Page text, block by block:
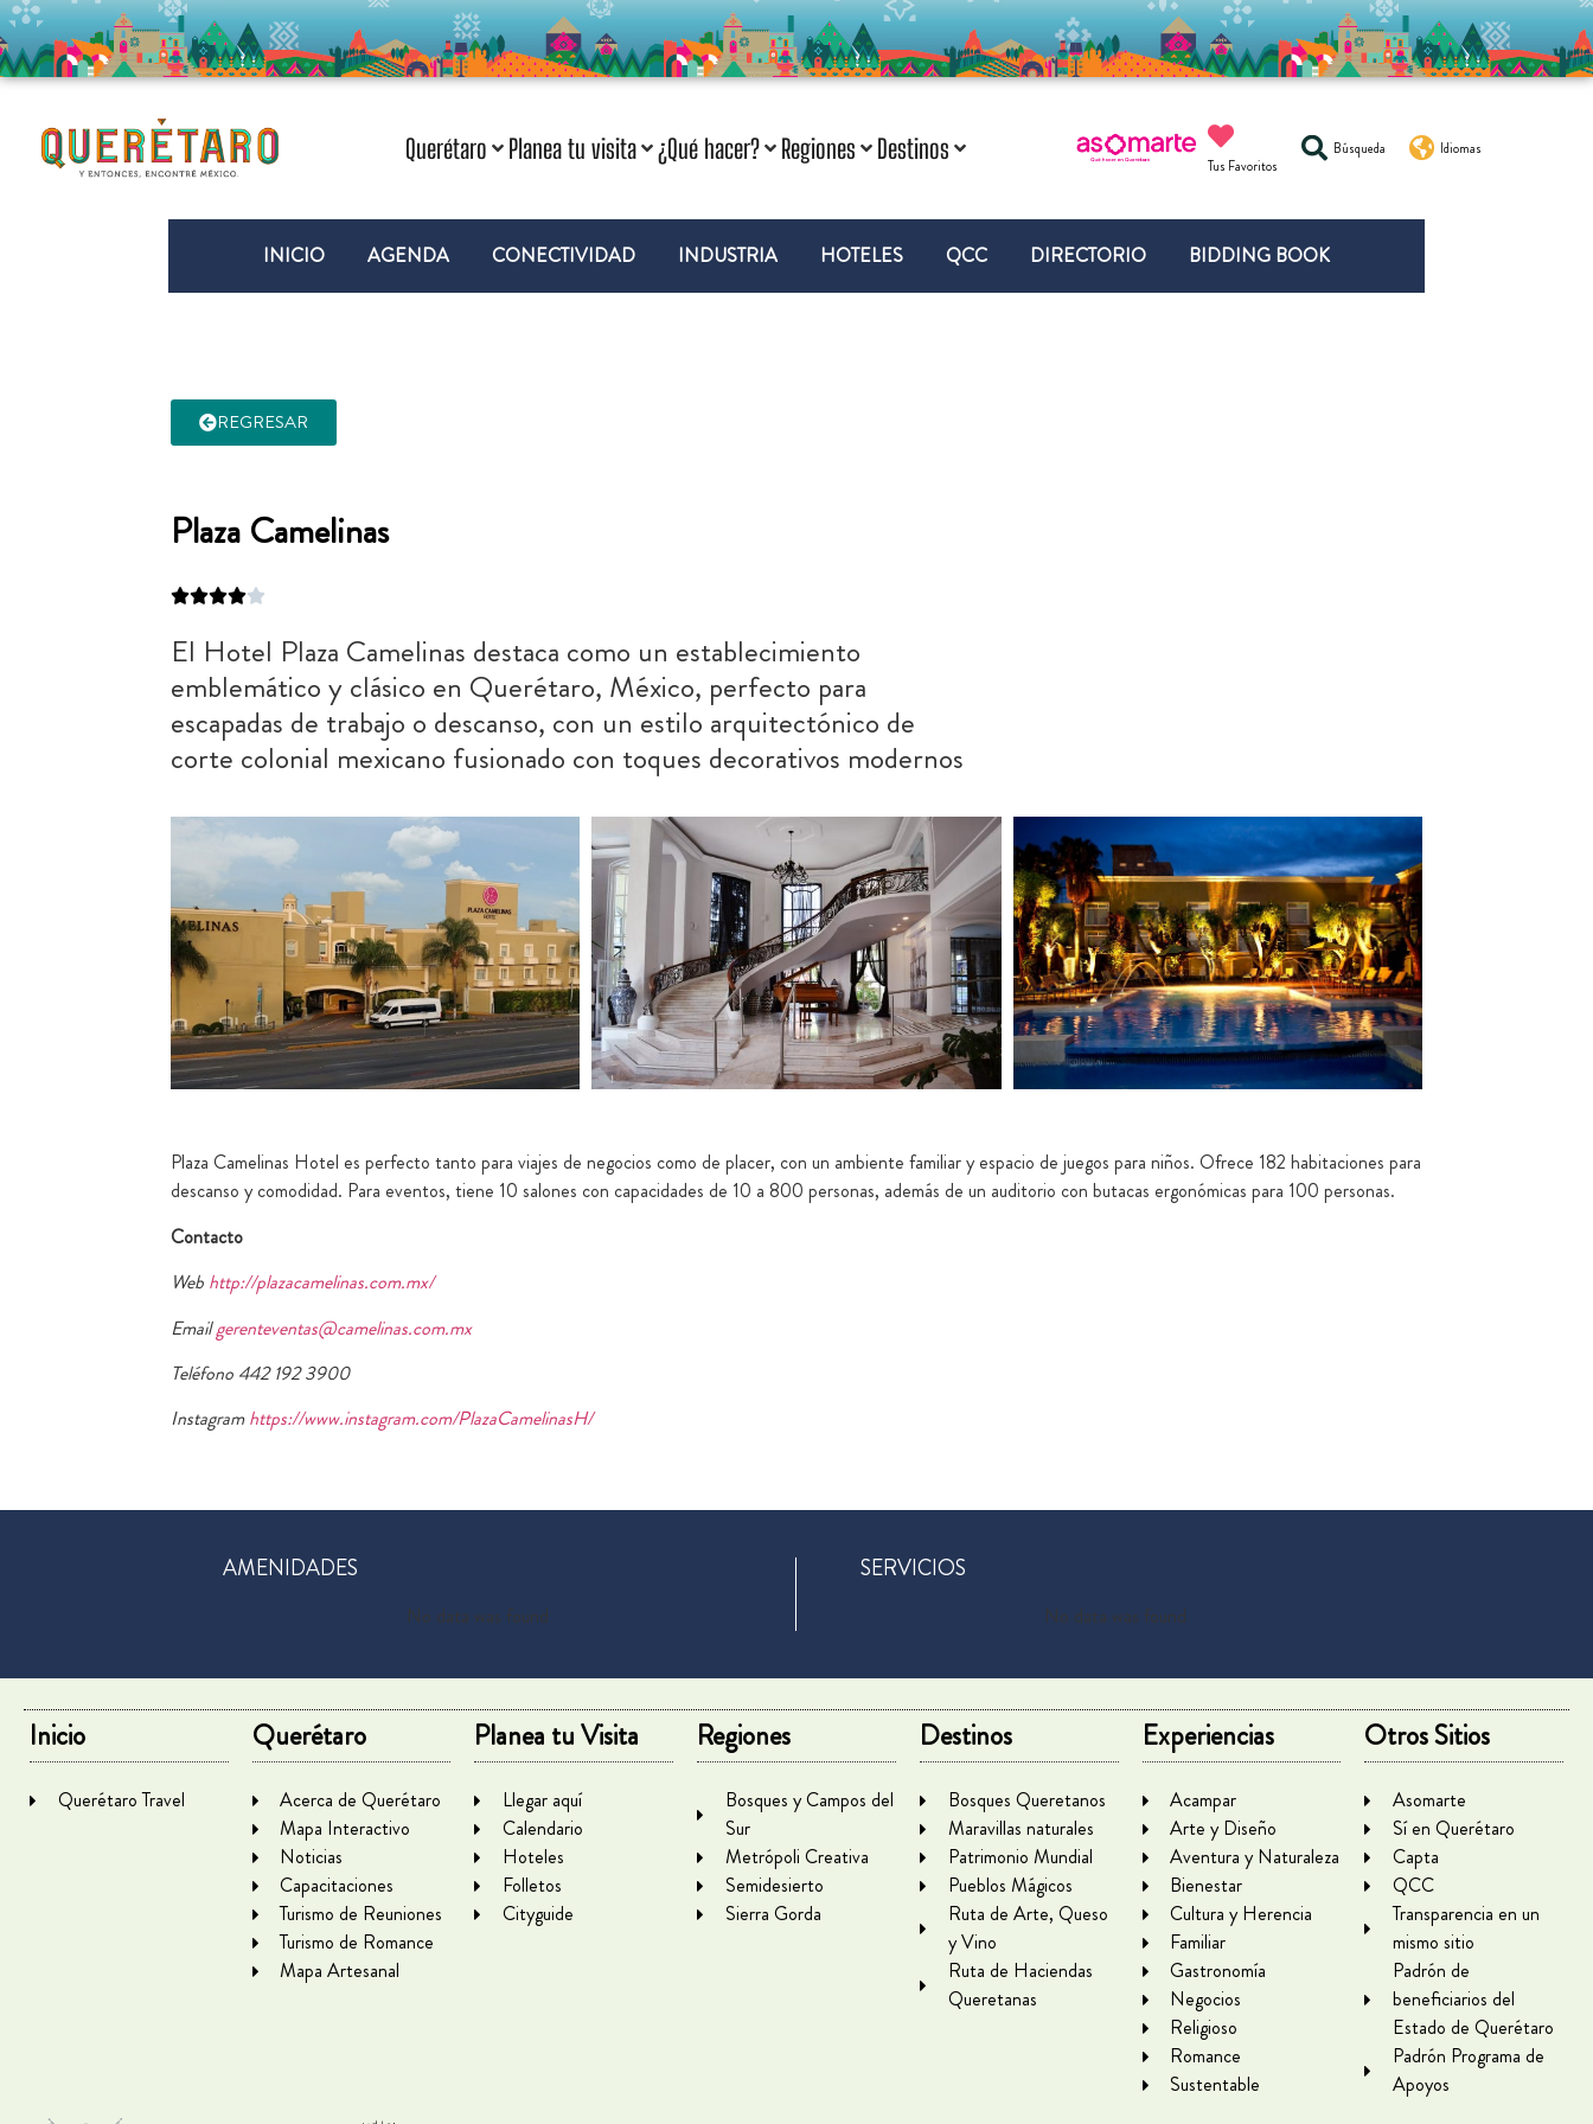
Querétaro Planea tu visita ¿Qué hacer? Regiones Destinos
Tus Favoritos
Búsqueda Idiomas
INICIO AGENDA CONECTIVIDAD INDUSTRIA HOTELES QCC DIRECTORIO BIDDING BOOK
REGRESAR
Plaza Camelinas
El Hotel Plaza Camelinas destaca como un establecimiento
emblemático y clásico en Querétaro, México, perfecto para
escapadas de trabajo o descanso, con un estilo arquitectónico de
corte colonial mexicano fusionado con toques decorativos modernos
Plaza Camelinas Hotel es perfecto tanto para viajes de negocios como de placer, con un ambiente familiar y espacio de juegos para niños. Ofrece 182 habitaciones para
descanso y comodidad. Para eventos, tiene 10 salones con capacidades de 10 a 800 personas, además de un auditorio con butacas ergonómicas para 100 personas.
Contacto
Web http://plazacamelinas.com.mx/
Emailgerenteventas@camelinas.com.mx
Teléfono 442 192 3900
Instagramhttps://www.instagram.com/PlazaCamelinasH/
AMENIDADES
No data was found
SERVICIOS
No data was found
Inicio
Querétaro Travel
Querétaro
Acerca de Querétaro
Mapa Interactivo
Noticias
Capacitaciones
Turismo de Reuniones
Turismo de Romance
Mapa Artesanal
Planea tu Visita
Llegar aquí
Calendario
Hoteles
Folletos
Cityguide
Regiones
Bosques y Campos del
Sur
Metrópoli Creativa
Semidesierto
Sierra Gorda
Destinos
Bosques Queretanos
Maravillas naturales
Patrimonio Mundial
Pueblos Mágicos
Ruta de Arte, Queso
y Vino
Ruta de Haciendas
Queretanas
Experiencias
Acampar
Arte y Diseño
Aventura y Naturaleza
Bienestar
Cultura y Herencia
Familiar
Gastronomía
Negocios
Religioso
Romance
Sustentable
Otros Sitios
Asomarte
Sí en Querétaro
Capta
QCC
Transparencia en un
mismo sitio
Padrón de
beneficiarios del
Estado de Querétaro
Padrón Programa de
Apoyos